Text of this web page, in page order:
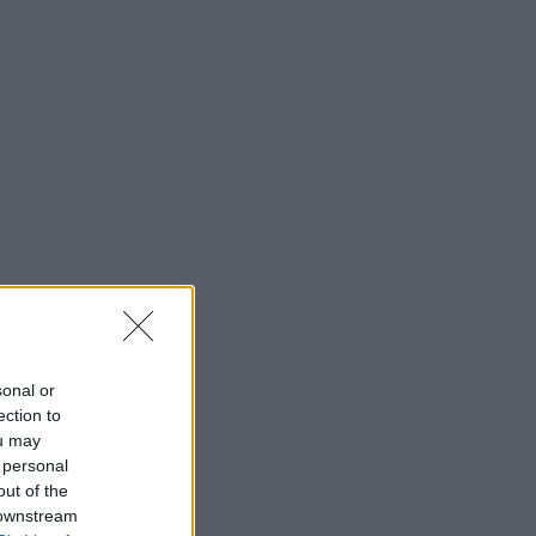
or
to
may
of the